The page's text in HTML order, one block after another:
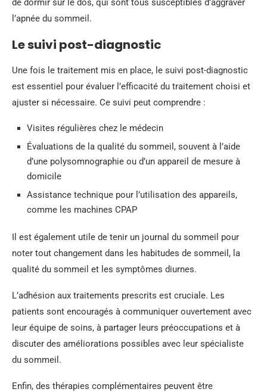
l’apnée du sommeil.
Le suivi post-diagnostic
Une fois le traitement mis en place, le suivi post-diagnostic
est essentiel pour évaluer l’efficacité du traitement choisi et
ajuster si nécessaire. Ce suivi peut comprendre :
Visites régulières chez le médecin
Évaluations de la qualité du sommeil, souvent à l’aide
d’une polysomnographie ou d’un appareil de mesure à
domicile
Assistance technique pour l’utilisation des appareils,
comme les machines CPAP
Il est également utile de tenir un journal du sommeil pour
noter tout changement dans les habitudes de sommeil, la
qualité du sommeil et les symptômes diurnes.
L’adhésion aux traitements prescrits est cruciale. Les
patients sont encouragés à communiquer ouvertement avec
leur équipe de soins, à partager leurs préoccupations et à
discuter des améliorations possibles avec leur spécialiste
du sommeil.
Enfin, des thérapies complémentaires peuvent être